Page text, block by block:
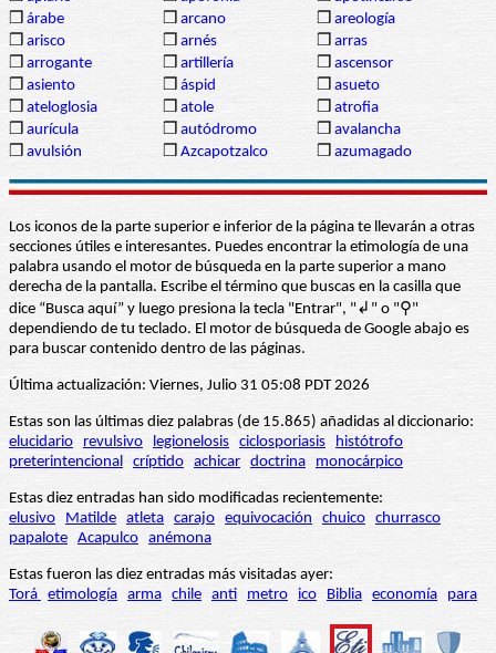
❒ árabe ❒ arcano ❒ areología
❒ arisco ❒ arnés ❒ arras
❒ arrogante ❒ artillería ❒ ascensor
❒ asiento ❒ áspid ❒ asueto
❒ ateloglosia ❒ atole ❒ atrofia
❒ aurícula ❒ autódromo ❒ avalancha
❒ avulsión ❒ Azcapotzalco ❒ azumagado
Los iconos de la parte superior e inferior de la página te llevarán a otras
secciones útiles e interesantes. Puedes encontrar la etimología de una
palabra usando el motor de búsqueda en la parte superior a mano
derecha de la pantalla. Escribe el término que buscas en la casilla que
dice “Busca aquí” y luego presiona la tecla "Entrar", "↲" o "⚲"
dependiendo de tu teclado. El motor de búsqueda de Google abajo es
para buscar contenido dentro de las páginas.
Última actualización: Viernes, Julio 31 05:08 PDT 2026
Estas son las últimas diez palabras (de 15.865) añadidas al diccionario:
elucidario
revulsivo legionelosis ciclosporiasis
histótrofo
preterintencional críptido achicar doctrina monocárpico
Estas diez entradas han sido modificadas recientemente:
elusivo
Matilde atleta carajo equivocación chuico churrasco
papalote Acapulco anémona
Estas fueron las diez entradas más visitadas ayer:
Torá etimología arma chile anti metro ico Biblia economía para